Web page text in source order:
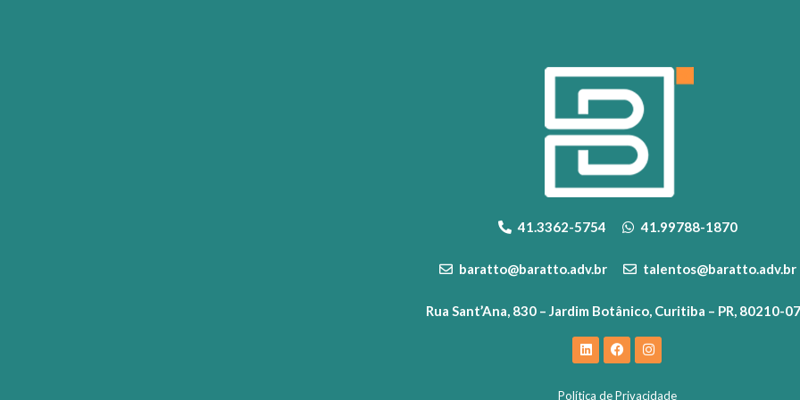
41.3362-5754 41.99788-1870
baratto@baratto.adv.br talentos@baratto.adv.br
Rua Sant’Ana, 830 – Jardim Botânico, Curitiba – PR, 80210-
Política de Privacidade